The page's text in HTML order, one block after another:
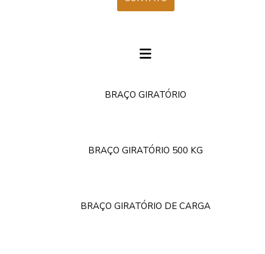
BRAÇO GIRATÓRIO
BRAÇO GIRATÓRIO 500 KG
BRAÇO GIRATÓRIO DE CARGA